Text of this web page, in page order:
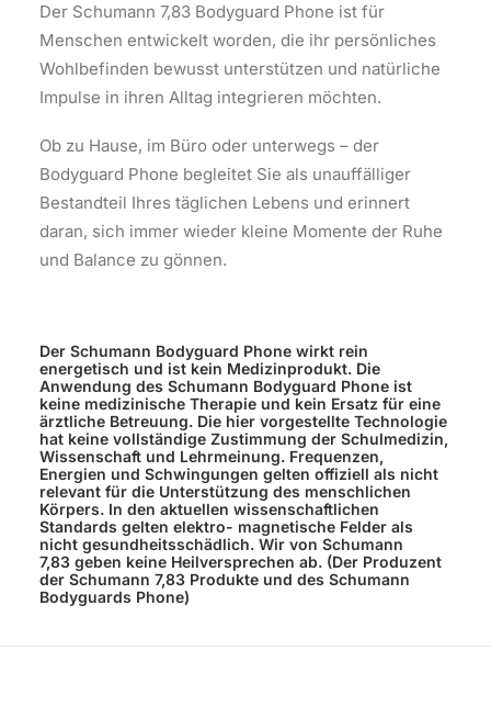
Der Schumann 7,83 Bodyguard Phone ist für
Menschen entwickelt worden, die ihr persönliches
Wohlbefinden bewusst unterstützen und natürliche
Impulse in ihren Alltag integrieren möchten.
Ob zu Hause, im Büro oder unterwegs – der
Bodyguard Phone begleitet Sie als unauffälliger
Bestandteil Ihres täglichen Lebens und erinnert
daran, sich immer wieder kleine Momente der Ruhe
und Balance zu gönnen.
Der Schumann Bodyguard Phone wirkt rein
energetisch und ist kein Medizinprodukt. Die
Anwendung des Schumann Bodyguard Phone ist
keine medizinische Therapie und kein Ersatz für eine
ärztliche Betreuung. Die hier vorgestellte Technologie
hat keine vollständige Zustimmung der Schulmedizin,
Wissenschaft und Lehrmeinung. Frequenzen,
Energien und Schwingungen gelten offiziell als nicht
relevant für die Unterstützung des menschlichen
Körpers. In den aktuellen wissenschaftlichen
Standards gelten elektro- magnetische Felder als
nicht gesundheitsschädlich. Wir von Schumann
7,83 geben keine Heilversprechen ab. (Der Produzent
der Schumann 7,83 Produkte und des Schumann
Bodyguards Phone)